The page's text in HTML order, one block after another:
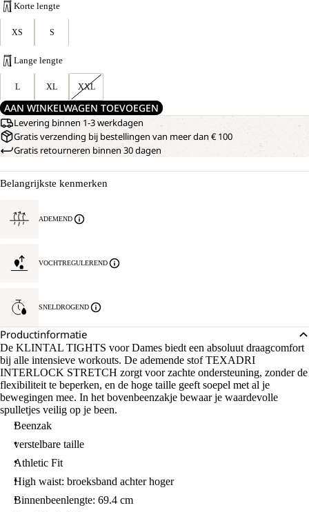
Korte lengte
XS S
Lange lengte
L XL XXL
AAN WINKELWAGEN TOEVOEGEN
Levering binnen 1-3 werkdagen
Gratis verzending bij bestellingen van meer dan € 100
Gratis retourneren binnen 30 dagen
Belangrijkste kenmerken
ADEMEND
VOCHTREGULEREND
SNELDROGEND
Productinformatie
De KLINTAL TIGHTS voor Dames biedt een absoluut draagcomfort
bij alle intensieve workouts. De ademende stof TEXADRI
INTERLOCK STRETCH zorgt voor zachte ondersteuning, zonder de
flexibiliteit te beperken, en de hoge taille geeft soepel met al je
bewegingen mee. In het bovenbeenzakje bewaar je waardevolle
spulletjes veilig op je been.
Beenzak
verstelbare taille
Athletic Fit
High waist: broeksband achter hoger
Binnenbeenlengte: 69.4 cm